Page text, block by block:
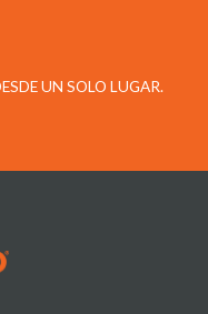
UN SOLO LUGAR.